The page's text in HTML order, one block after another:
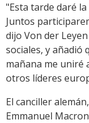
"Esta tarde daré
Juntos
dijo Von der
sociales, y añadió
mañana me uniré
otros líderes
El canciller
Emmanuel